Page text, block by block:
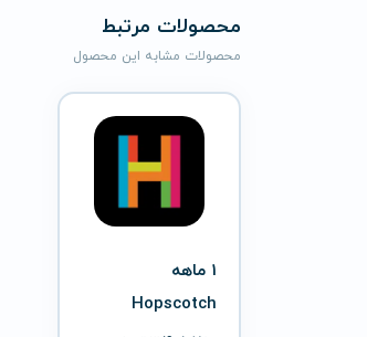
محصولات مرتبط
محصولات مشابه این محصول
1 ماهه
Hopscotch